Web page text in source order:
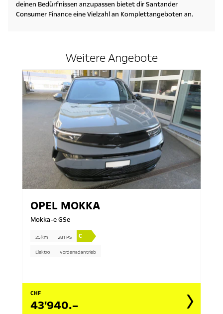
deinen Bedürfnissen anzupassen bietet dir Santander
Consumer Finance eine Vielzahl an Komplettangeboten an.
Weitere Angebote
OPEL MOKKA
Mokka-e GSe
25 km 281 PS C
Elektro Vorderradantrieb
CHF
43'940.–